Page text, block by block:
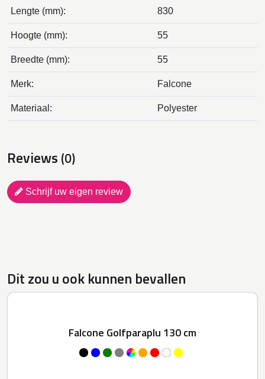
Lengte (mm): 830
Hoogte (mm): 55
Breedte (mm): 55
Merk: Falcone
Materiaal: Polyester
Reviews (0)
Schrijf uw eigen review
Dit zou u ook kunnen bevallen
Falcone Golfparaplu 130 cm